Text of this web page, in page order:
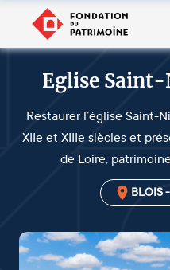
Eglise Saint-
Restaurer l’église Saint-
XIIe et XIIIe siècles et
de Loire,
BLOIS